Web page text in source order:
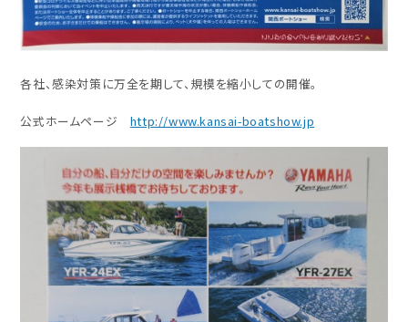
各社、感染対策に万全を期して、規模を縮小しての開催。
公式ホームページ http://www.kansai-boatshow.jp